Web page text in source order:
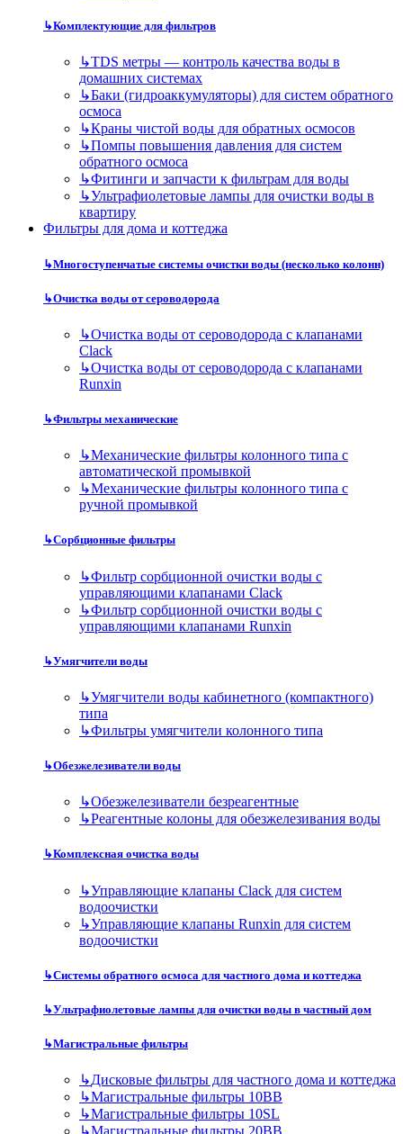
↳Комплектующие для фильтров
↳TDS метры — контроль качества воды в
домашних системах
↳Баки (гидроаккумуляторы) для систем обратного
осмоса
↳Краны чистой воды для обратных осмосов
↳Помпы повышения давления для систем
обратного осмоса
↳Фитинги и запчасти к фильтрам для воды
↳Ультрафиолетовые лампы для очистки воды в
квартиру
Фильтры для дома и коттеджа
↳Многоступенчатые системы очистки воды (несколько колонн)
↳Очистка воды от сероводорода
↳Очистка воды от сероводорода с клапанами
Clack
↳Очистка воды от сероводорода с клапанами
Runxin
↳Фильтры механические
↳Механические фильтры колонного типа с
автоматической промывкой
↳Механические фильтры колонного типа с
ручной промывкой
↳Сорбционные фильтры
↳Фильтр сорбционной очистки воды с
управляющими клапанами Clack
↳Фильтр сорбционной очистки воды с
управляющими клапанами Runxin
↳Умягчители воды
↳Умягчители воды кабинетного (компактного)
типа
↳Фильтры умягчители колонного типа
↳Обезжелезиватели воды
↳Обезжелезиватели безреагентные
↳Реагентные колоны для обезжелезивания воды
↳Комплексная очистка воды
↳Управляющие клапаны Clack для систем
водоочистки
↳Управляющие клапаны Runxin для систем
водоочистки
↳Системы обратного осмоса для частного дома и коттеджа
↳Ультрафиолетовые лампы для очистки воды в частный дом
↳Магистральные фильтры
↳Дисковые фильтры для частного дома и коттеджа
↳Магистральные фильтры 10BB
↳Магистральные фильтры 10SL